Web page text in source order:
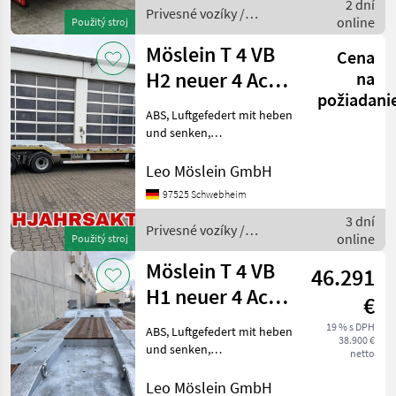
Použitý stroj
Privesné vozíky /
Möslein
2 dní
online
Použitý stroj
Möslein T 4 VB
H2 neuer 4 Achs
Tieflader
hydraulischen R
Cena
na
ABS, Luftgefedert mit heben
und senken,
Ladeflächenlänge Gesamt
6.900 mm lang, Ladehöhe
Leo Möslein GmbH
97525 Schwebheim
Privesné vozíky /
Möslein
3 dní
online
Möslein T 4 VB
H1 neuer 4 Achs
Tieflader
hydraulischen R
46.291
€
19 % s DPH
38.900 €
netto
ABS, Luftgefedert mit heben
und senken,
Ladeflächenlänge Gesamt
Leo Möslein GmbH